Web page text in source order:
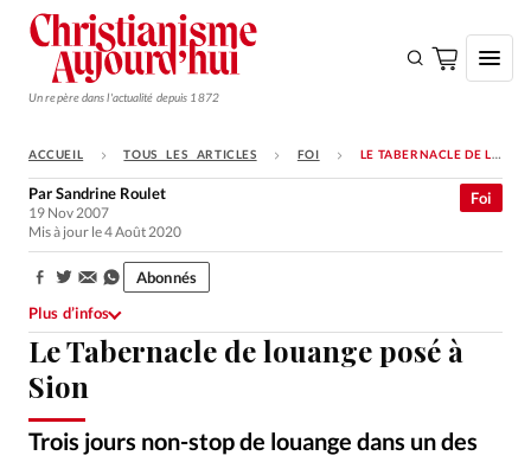
Un repère dans l'actualité depuis 1872
S'ABONNER
Monde
Opinions
Tous les articles
Faire un don
Emploi
ACCUEIL TOUS LES ARTICLES FOI LE TABERNACLE DE LOUANGE POSÉ À SION
Le Tabernacle de louange posé à
Sion
Trois jours non-stop de louange dans un des
Foi
ParSandrine Roulet
19 Nov 2007
Mis à jour le 4 Août 2020
Partager:
Abonnés
Plus d’infos